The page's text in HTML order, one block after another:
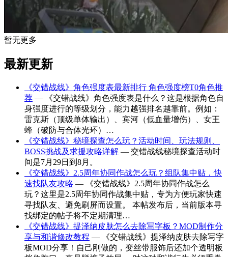
暂无更多
最新更新
《交错战线》角色强度表最新排行 角色强度榜T0角色推
荐 — 《交错战线》角色强度表是什么？这是根据角色自
身强度进行的等级划分，能力越强排名越靠前。例如：
雷克斯（顶级单体输出）、宾河（低血量增伤）、女王
蜂（破防与合体光环）…
《交错战线》秘境探查怎么玩？活动时间、玩法规则、
BOSS挑战及求援攻略详解 — 交错战线秘境探查活动时
间是7月29日到8月。
《交错战线》2.5周年协同作战怎么玩？组队集中贴，快
速找队友攻略 — 《交错战线》2.5周年协同作战怎么
玩？这里是2.5周年协同作战集中贴，专为方便玩家快速
寻找队友、避免刷屏而设置。 本帖发布后，当前版本寻
找绑定的帖子将不定期清理…
《交错战线》提泽纳皮肤怎么去除写字板？MOD制作分
享与和谐修改教程 — 《交错战线》提泽纳皮肤去除写字
板MOD分享！自己刚做的，变丝带服饰后还加个透明板